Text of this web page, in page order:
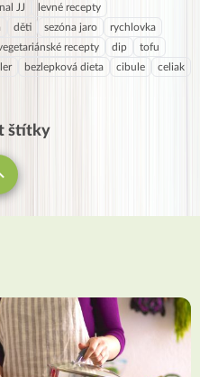
JJ
levné recepty
děti sezóna jaro
rychlovka
recepty dip
tofu
bezlepková dieta cibule
celiak
štítky